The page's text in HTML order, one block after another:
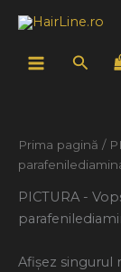
content
Prima pagină /
PICTURA -
Afișez singurul